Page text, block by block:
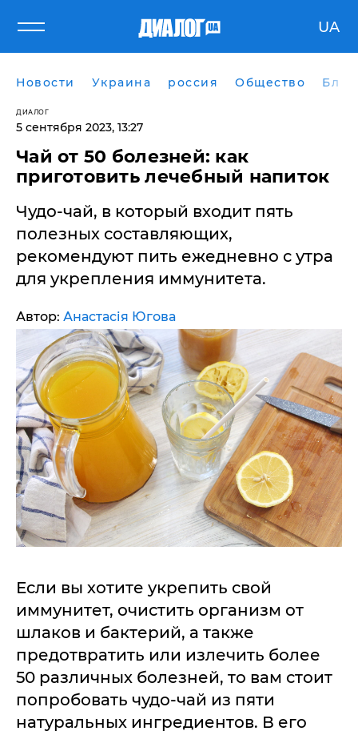
UA
Новости Украина россия Общество
ДИАЛОГ
5 сентября 2023, 13:27
Чай от 50 болезней: как
приготовить лечебный напиток
Чудо-чай, в который входит пять
полезных составляющих,
рекомендуют пить ежедневно с утра
для укрепления иммунитета.
Автор: Анастасія Югова
Если вы хотите укрепить свой
иммунитет, очистить организм от
шлаков и бактерий, а также
предотвратить или излечить более
50 различных болезней, то вам стоит
попробовать чудо-чай из пяти
натуральных ингредиентов. В его